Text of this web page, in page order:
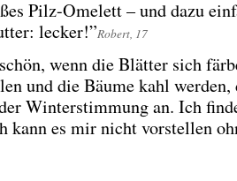
Pilz-Omelett – und dazu
lecker!”Robert, 17
wenn die Blätter sich
und die Bäume kahl werden,
Winterstimmung an. Ich
kann es mir nicht vorstellen